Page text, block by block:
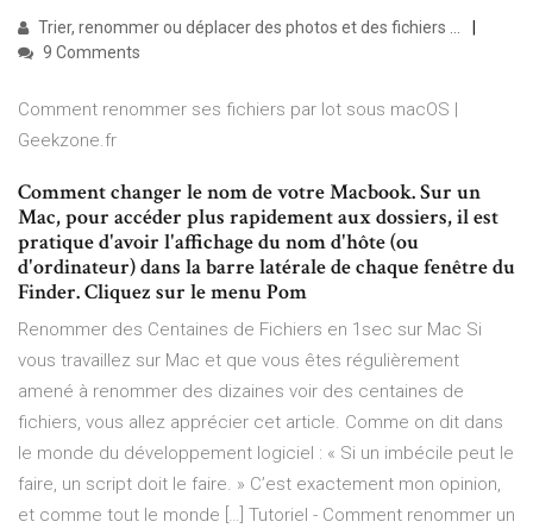
Trier, renommer ou déplacer des photos et des fichiers ...
9 Comments
Comment renommer ses fichiers par lot sous macOS |
Geekzone.fr
Comment changer le nom de votre Macbook. Sur un
Mac, pour accéder plus rapidement aux dossiers, il est
pratique d'avoir l'affichage du nom d'hôte (ou
d'ordinateur) dans la barre latérale de chaque fenêtre du
Finder. Cliquez sur le menu Pom
Renommer des Centaines de Fichiers en 1sec sur Mac Si
vous travaillez sur Mac et que vous êtes régulièrement
amené à renommer des dizaines voir des centaines de
fichiers, vous allez apprécier cet article. Comme on dit dans
le monde du développement logiciel : « Si un imbécile peut le
faire, un script doit le faire. » C’est exactement mon opinion,
et comme tout le monde […] Tutoriel - Comment renommer un